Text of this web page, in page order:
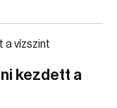
kezdett a